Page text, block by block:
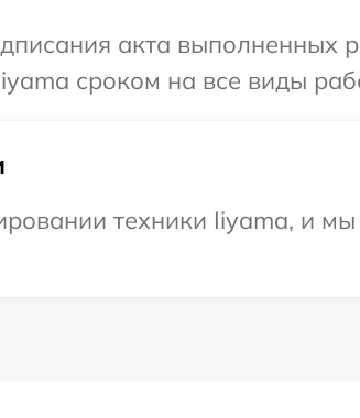
акта выполненных
сроком на все виды
техники Iiyama, и